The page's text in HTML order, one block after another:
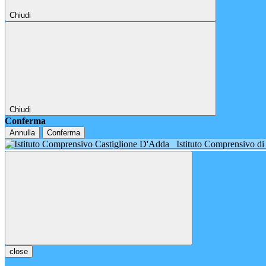
Chiudi
Chiudi
Conferma
Annulla Conferma
Istituto Comprensivo
close